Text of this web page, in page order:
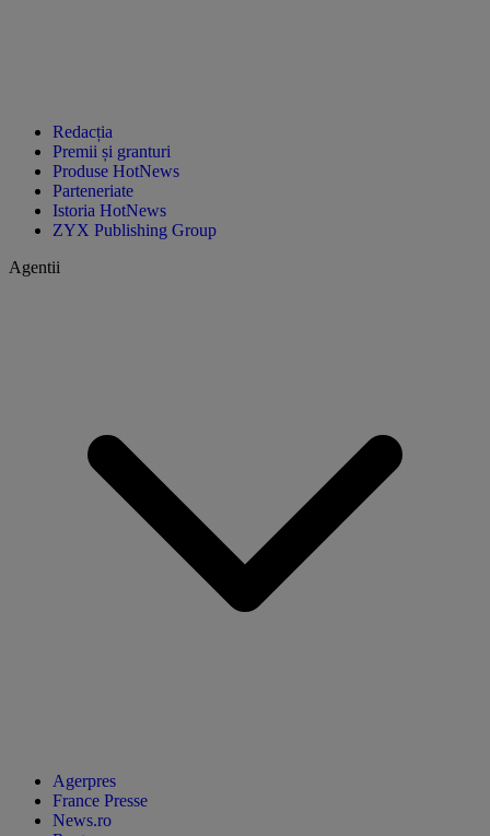
Redacția
Premii și granturi
Produse HotNews
Parteneriate
Istoria HotNews
ZYX Publishing Group
Agentii
Agerpres
France Presse
News.ro